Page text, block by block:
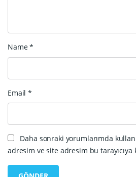
Name*
Email*
Daha sonraki yorumlarımda
adresim ve site adresim bu tarayıcıya